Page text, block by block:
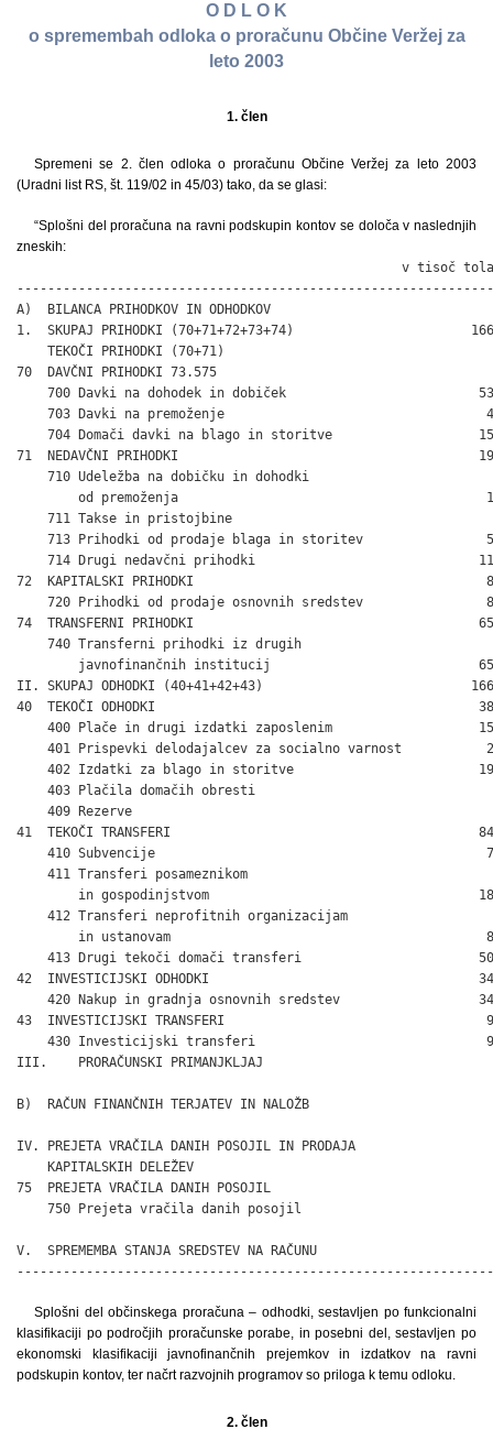
O D L O K
o spremembah odloka o proračunu Občine Veržej za
leto 2003
1. člen
Spremeni se 2. člen odloka o proračunu Občine Veržej za leto 2003
(Uradni list RS, št. 119/02 in 45/03) tako, da se glasi:
“Splošni del proračuna na ravni podskupin kontov se določa v naslednjih
zneskih:
v tisoč
A)  BILANCA PRIHODKOV IN ODHODKOV
1.  SKUPAJ PRIHODKI (70+71+72+73+74)
    TEKOČI PRIHODKI (70+71)
70  DAVČNI PRIHODKI 73.575
700 Davki na dohodek in dobiček
703 Davki na premoženje
704 Domači davki na blago in storitve
71  NEDAVČNI PRIHODKI
    710 Udeležba na dobičku in dohodki
od premoženja
711 Takse in pristojbine
713 Prihodki od prodaje blaga in storitev
714 Drugi nedavčni prihodki
72  KAPITALSKI PRIHODKI
720 Prihodki od prodaje osnovnih sredstev
74  TRANSFERNI PRIHODKI
    740 Transferni prihodki iz drugih
javnofinančnih institucij
II. SKUPAJ ODHODKI (40+41+42+43)
40  TEKOČI ODHODKI
400 Plače in drugi izdatki zaposlenim
401 Prispevki delodajalcev za socialno varnost
402 Izdatki za blago in storitve
403 Plačila domačih obresti
409 Rezerve
41  TEKOČI TRANSFERI
410 Subvencije
    411 Transferi posameznikom
in gospodinjstvom
    412 Transferi neprofitnih organizacijam
in ustanovam
413 Drugi tekoči domači transferi
42  INVESTICIJSKI ODHODKI
420 Nakup in gradnja osnovnih sredstev
43  INVESTICIJSKI TRANSFERI
430 Investicijski transferi
III.    PRORAČUNSKI PRIMANJKLJAJ
B)  RAČUN FINANČNIH TERJATEV IN NALOŽB
IV. PREJETA VRAČILA DANIH POSOJIL IN PRODAJA
KAPITALSKIH DELEŽEV
75  PREJETA VRAČILA DANIH POSOJIL
750 Prejeta vračila danih posojil
V.  SPREMEMBA STANJA SREDSTEV NA RAČUNU
Splošni del občinskega proračuna – odhodki, sestavljen po funkcionalni
klasifikaciji po področjih proračunske porabe, in posebni del, sestavljen po
ekonomski klasifikaciji javnofinančnih prejemkov in izdatkov na ravni
podskupin kontov, ter načrt razvojnih programov so priloga k temu odloku.
2. člen